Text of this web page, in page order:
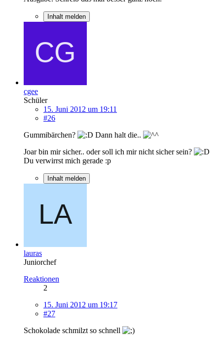
Inhalt melden
cgee
Schüler
15. Juni 2012 um 19:11
#26
Gummibärchen?
Dann halt die..
Joar bin mir sicher.. oder soll ich mir nicht sicher sein?
Du verwirrst mich gerade :p
Inhalt melden
lauras
Juniorchef
Reaktionen
2
15. Juni 2012 um 19:17
#27
Schokolade schmilzt so schnell